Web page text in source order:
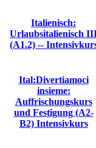
Italienisch:
Urlaubsitalienisch
(A1.2) --
Ital:Divertiamoci
insieme:
Auffrischungskurs
und Festigung (A2-
B2) Intensivkurs